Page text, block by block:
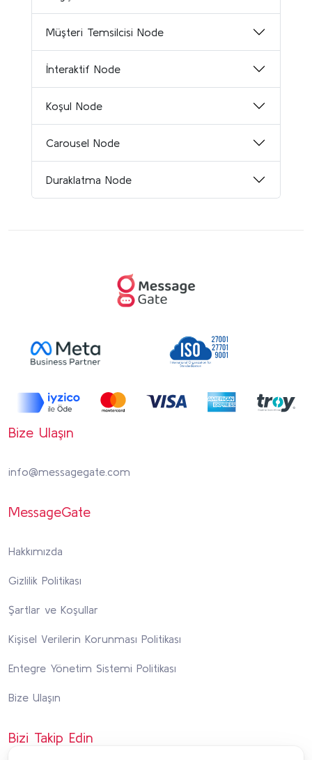
Müşteri Temsilcisi Node
İnteraktif Node
Koşul Node
Carousel Node
Duraklatma Node
Bize Ulaşın
info@messagegate.com
MessageGate
Hakkımızda
Gizlilik Politikası
Şartlar ve Koşullar
Kişisel Verilerin Korunması Politikası
Entegre Yönetim Sistemi Politikası
Bize Ulaşın
Bizi Takip Edin